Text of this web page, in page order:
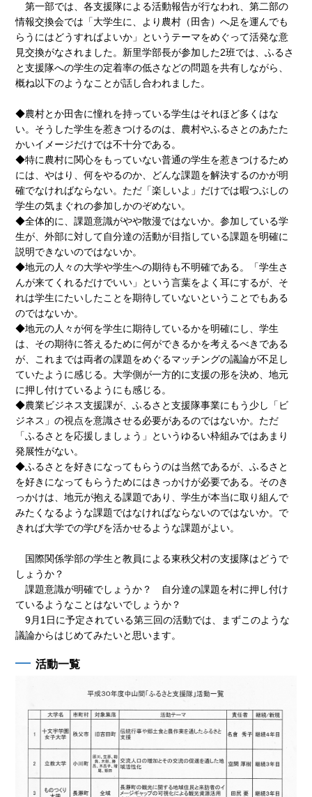
第一部では、各支援隊による活動報告が行なわれ、第二部の
情報交換会では「大学生に、より農村（田舎）へ足を運んでも
らうにはどうすればよいか」というテーマをめぐって活発な意
見交換がなされました。新里学部長が参加した2班では、ふるさ
と支援隊への学生の定着率の低さなどの問題を共有しながら、
概ね以下のようなことが話し合われました。
◆農村とか田舎に憧れを持っている学生はそれほど多くはな
い。そうした学生を惹きつけるのは、農村やふるさとのあたた
かいイメージだけでは不十分である。
◆特に農村に関心をもっていない普通の学生を惹きつけるため
には、やはり、何をやるのか、どんな課題を解決するのかが明
確でなければならない。ただ「楽しいよ」だけでは暇つぶしの
学生の気まぐれの参加しかのぞめない。
◆全体的に、課題意識がやや散漫ではないか。参加している学
生が、外部に対して自分達の活動が目指している課題を明確に
説明できないのではないか。
◆地元の人々の大学や学生への期待も不明確である。「学生さ
んが来てくれるだけでいい」という言葉をよく耳にするが、そ
れは学生にたいしたことを期待していないということでもある
のではないか。
◆地元の人々が何を学生に期待しているかを明確にし、学生
は、その期待に答えるために何ができるかを考えるべきである
が、これまでは両者の課題をめぐるマッチングの議論が不足し
ていたように感じる。大学側が一方的に支援の形を決め、地元
に押し付けているようにも感じる。
◆農業ビジネス支援課が、ふるさと支援隊事業にもう少し「ビ
ジネス」の視点を意識させる必要があるのではないか。ただ
「ふるさとを応援しましょう」というゆるい枠組みではあまり
発展性がない。
◆ふるさとを好きになってもらうのは当然であるが、ふるさと
を好きになってもらうためにはきっかけが必要である。そのき
っかけは、地元が抱える課題であり、学生が本当に取り組んで
みたくなるような課題ではなければならないのではないか。で
きれば大学での学びを活かせるような課題がよい。
国際関係学部の学生と教員による東秩父村の支援隊はどうで
しょうか？
課題意識が明確でしょうか？ 自分達の課題を村に押し付け
ているようなことはないでしょうか？
9月1日に予定されている第三回の活動では、まずこのような
議論からはじめてみたいと思います。
活動一覧